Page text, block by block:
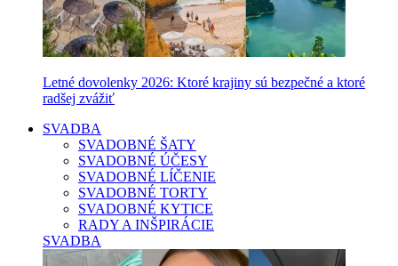
Letné dovolenky 2026: Ktoré krajiny sú bezpečné a ktoré
radšej zvážiť
SVADBA
SVADOBNÉ ŠATY
SVADOBNÉ ÚČESY
SVADOBNÉ LÍČENIE
SVADOBNÉ TORTY
SVADOBNÉ KYTICE
RADY A INŠPIRÁCIE
SVADBA